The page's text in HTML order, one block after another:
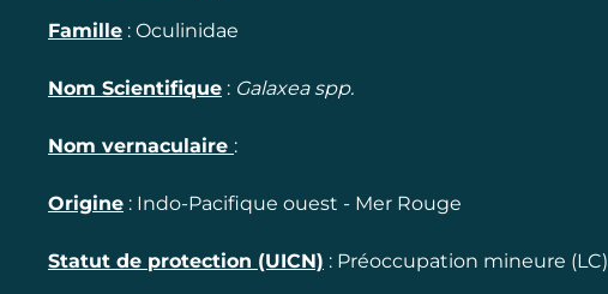
Famille : Oculinidae
Nom Scientifique : Galaxea spp.
Nom vernaculaire :
Origine : Indo-Pacifique ouest - Mer Rouge
Statut de protection (UICN) : Préoccupation mineure (LC)